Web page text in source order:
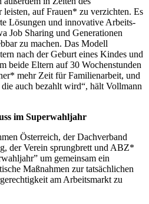
leisten, auf Frauen* zu verzichten. Es
Lösungen und innovative Arbeits-
Job Sharing und Generationen
zu machen. Das Modell
nach der Geburt eines Kindes und
beide Eltern auf 30 Wochenstunden
mehr Zeit für Familienarbeit, und
auch bezahlt wird“, hält Vollmann
im Superwahljahr
Österreich, der Dachverband
der Verein sprungbrett und ABZ*
um gemeinsam ein
Maßnahmen zur tatsächlichen
am Arbeitsmarkt zu